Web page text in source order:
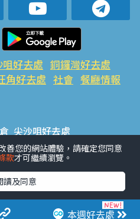
本週好去處
咀好去處 銅鑼灣好去處
角好去處 社會 餐廳情報
尖沙咀好去處
灣好去處 旺角好去處 社會
介 #美食社群熱話
應用程式
#限時搶
您的網站體驗，請確定您同意
款才可繼續瀏覽。
讀及同意